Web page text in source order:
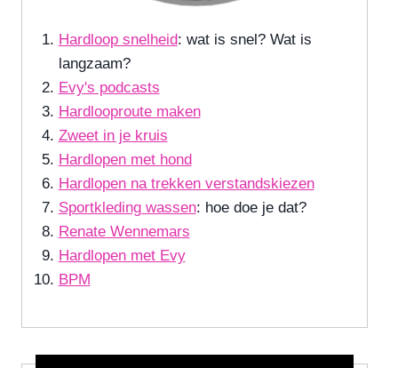
Hardloop snelheid: wat is snel? Wat is
langzaam?
Evy's podcasts
Hardlooproute maken
Zweet in je kruis
Hardlopen met hond
Hardlopen na trekken verstandskiezen
Sportkleding wassen: hoe doe je dat?
Renate Wennemars
Hardlopen met Evy
BPM